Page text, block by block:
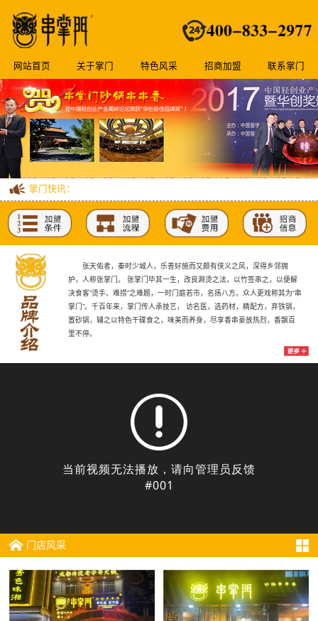
网站首页 关于掌门 特色风采 招商加盟 联系掌门
掌门快讯：
贺串掌门广东第162家加盟店深圳鹤洲店开业大吉。
贺串掌门登陆珠海斗门，吃货们有福啦。
人气爆棚的串掌门砂锅串串香落户江门蓬江啦！来就6.8折宠你n
天！
贺佛山杏坛店12-24开业大吉财源广进。
张天佑者，秦时少城人，乐善好施而又颇有侠义之风，深得乡邻拥
护，人称张掌门。 张掌门毕其一生，改良涮烫之法，以竹签串之，以便解
决食客“烫手、难捞”之难题，一时门庭若市，名扬八方。众人更戏称其为“串
掌门”。千百年来，掌门传人承技艺， 访名医，选药材，精配方，弃铁锅，
置砂锅，辅之以特色干碟食之，味美而养身，尽享香串豪放热烈，香飘百
里不停。
门店风采